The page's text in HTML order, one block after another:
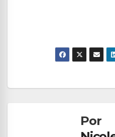
Navegación
entradasPor